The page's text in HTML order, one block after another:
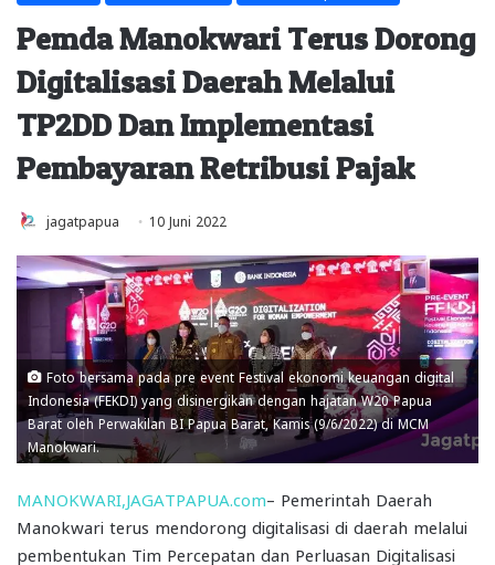
Pemda Manokwari Terus Dorong
Digitalisasi Daerah Melalui
TP2DD Dan Implementasi
Pembayaran Retribusi Pajak
jagatpapua 10 Juni 2022
Foto bersama pada pre event Festival ekonomi keuangan digital
Indonesia (FEKDI) yang disinergikan dengan hajatan W20 Papua
Barat oleh Perwakilan BI Papua Barat, Kamis (9/6/2022) di MCM
Manokwari.
MANOKWARI,JAGATPAPUA.com– Pemerintah Daerah
Manokwari terus mendorong digitalisasi di daerah melalui
pembentukan Tim Percepatan dan Perluasan Digitalisasi